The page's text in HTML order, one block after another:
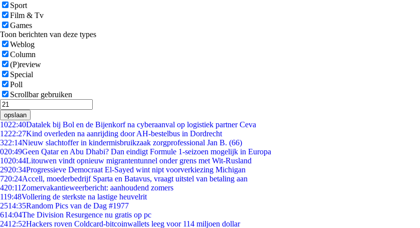
Sport
Film & Tv
Games
Toon berichten van deze types
Weblog
Column
(P)review
Special
Poll
Scrollbar gebruiken
opslaan
1022:40Datalek bij Bol en de Bijenkorf na cyberaanval op logistiek partner Ceva
1222:27Kind overleden na aanrijding door AH-bestelbus in Dordrecht
322:14Nieuw slachtoffer in kindermisbruikzaak zorgprofessional Jan B. (66)
020:49Geen Qatar en Abu Dhabi? Dan eindigt Formule 1-seizoen mogelijk in Europa
1020:44Litouwen vindt opnieuw migrantentunnel onder grens met Wit-Rusland
2920:34Progressieve Democraat El-Sayed wint nipt voorverkiezing Michigan
720:24Accell, moederbedrijf Sparta en Batavus, vraagt uitstel van betaling aan
420:11 Zomervakantieweerbericht: aanhoudend zomers
119:48Vollering de sterkste na lastige heuvelrit
2514:35Random Pics van de Dag #1977
614:04The Division Resurgence nu gratis op pc
2412:52Hackers roven Coldcard-bitcoinwallets leeg voor 114 miljoen dollar